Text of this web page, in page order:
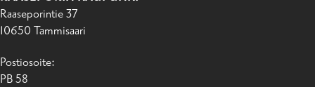
Raaseporintie 37
10650 Tammisaari
Postiosoite:
PB 58